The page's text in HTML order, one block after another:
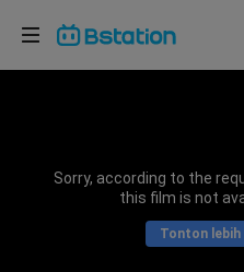
Sorry, according to the
this film is not
Tonton lebih
Pilih bahasa
Bahasa Indonesia